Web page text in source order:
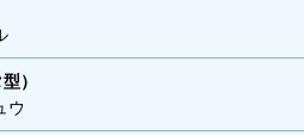
）
ウ